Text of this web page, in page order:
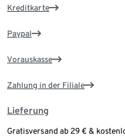
Kreditkarte
Paypal
Vorauskasse
Zahlung in der Filiale
Lieferung
Gratisversand ab 29 € &